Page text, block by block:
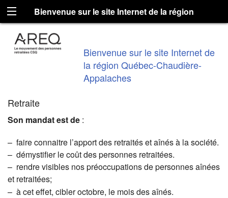
Bienvenue sur le site Internet de la région
Québec-Chaudière-Appalaches
Bienvenue sur le site Internet de
la région Québec-Chaudière-
Appalaches
Retraite
Son mandat est de :
– faire connaitre l’apport des retraités et aînés à la société.
– démystifier le coût des personnes retraitées.
– rendre visibles nos préoccupations de personnes aînées
et retraitées;
– à cet effet, cibler octobre, le mois des aînés.